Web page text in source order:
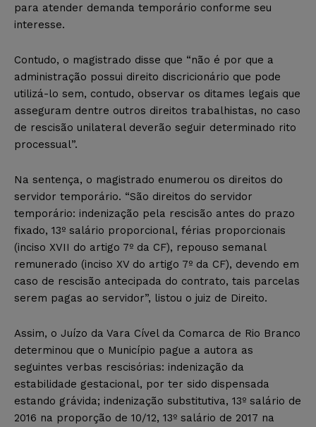
para atender demanda temporário conforme seu
interesse.
Contudo, o magistrado disse que “não é por que a
administração possui direito discricionário que pode
utilizá-lo sem, contudo, observar os ditames legais que
asseguram dentre outros direitos trabalhistas, no caso
de rescisão unilateral deverão seguir determinado rito
processual”.
Na sentença, o magistrado enumerou os direitos do
servidor temporário. “São direitos do servidor
temporário: indenização pela rescisão antes do prazo
fixado, 13º salário proporcional, férias proporcionais
(inciso XVII do artigo 7º da CF), repouso semanal
remunerado (inciso XV do artigo 7º da CF), devendo em
caso de rescisão antecipada do contrato, tais parcelas
serem pagas ao servidor”, listou o juiz de Direito.
Assim, o Juízo da Vara Cível da Comarca de Rio Branco
determinou que o Município pague a autora as
seguintes verbas rescisórias: indenização da
estabilidade gestacional, por ter sido dispensada
estando grávida; indenização substitutiva, 13º salário de
2016 na proporção de 10/12, 13º salário de 2017 na